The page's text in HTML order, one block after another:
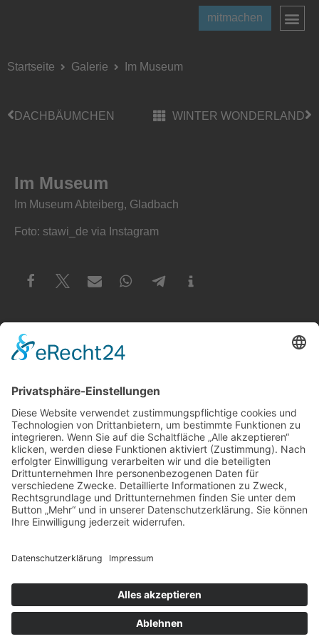
mitmachen
Startseite Galerie Im Museum
DACHBÄUMCHEN WINTER WONDERLAND
Im Museum
Im Museum Abteiberg, Gladbach
Foto: stawi_de via Instagram